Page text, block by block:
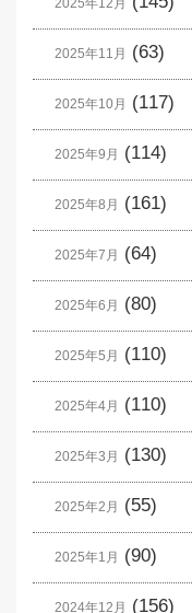
2025年12月
2025年11月 (63)
2025年10月 (117)
2025年9月 (114)
2025年8月 (161)
2025年7月 (64)
2025年6月 (80)
2025年5月 (110)
2025年4月 (110)
2025年3月 (130)
2025年2月 (55)
2025年1月 (90)
2024年12月 (156)